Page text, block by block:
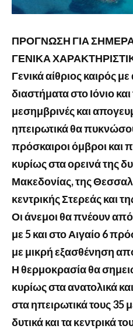
ΠΡΟΓΝΩΣΗ ΓΙΑ
ΓΕΝΙΚΑ
Γενικά αίθριος καιρός
διαστήματα στο Ιόνιο
μεσημβρινές και
ηπειρωτικά θα
πρόσκαιροι όμβροι και
κυρίως στα ορεινά της
Μακεδονίας, της
κεντρικής Στερεάς και
Οι άνεμοι θα πνέουν από
με 5 και στο Αιγαίο 6
με μικρή εξασθένηση
Η θερμοκρασία θα
κυρίως στα ανατολικά
στα ηπειρωτικά τους 35
δυτικά και τα κεντρικά